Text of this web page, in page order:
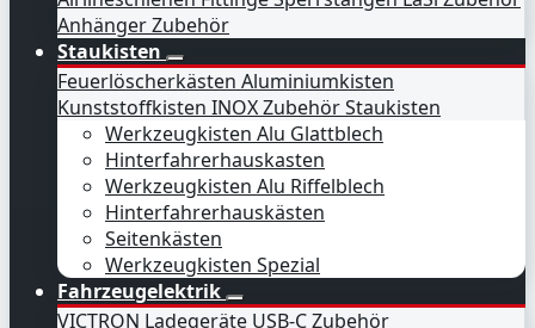
Anhänger Zubehör
Staukisten
Feuerlöscherkästen Aluminiumkisten
Kunststoffkisten INOXZubehör Staukisten
Werkzeugkisten Alu Glattblech
Hinterfahrerhauskasten
Werkzeugkisten Alu Riffelblech
Hinterfahrerhauskästen
Seitenkästen
Werkzeugkisten Spezial
Fahrzeugelektrik
VICTRON Ladegeräte USB-CZubehör